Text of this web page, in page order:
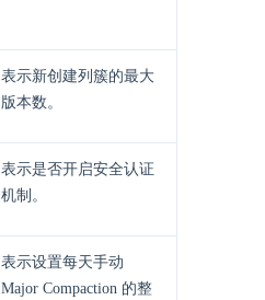
表示新创建列簇的最大
版本数。
表示是否开启安全认证
机制。
表示设置每天手动
Major Compaction 的整